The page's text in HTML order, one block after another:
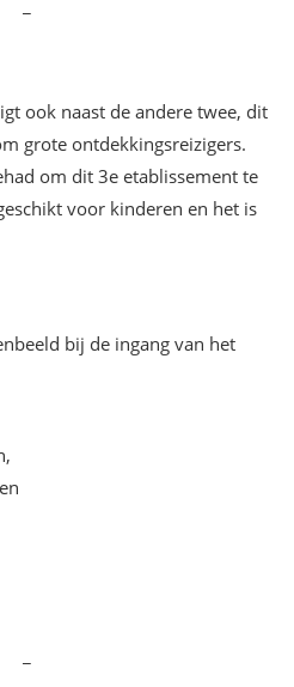
ook naast de andere twee, dit
grote ontdekkingsreizigers.
om dit 3e etablissement te
voor kinderen en het is